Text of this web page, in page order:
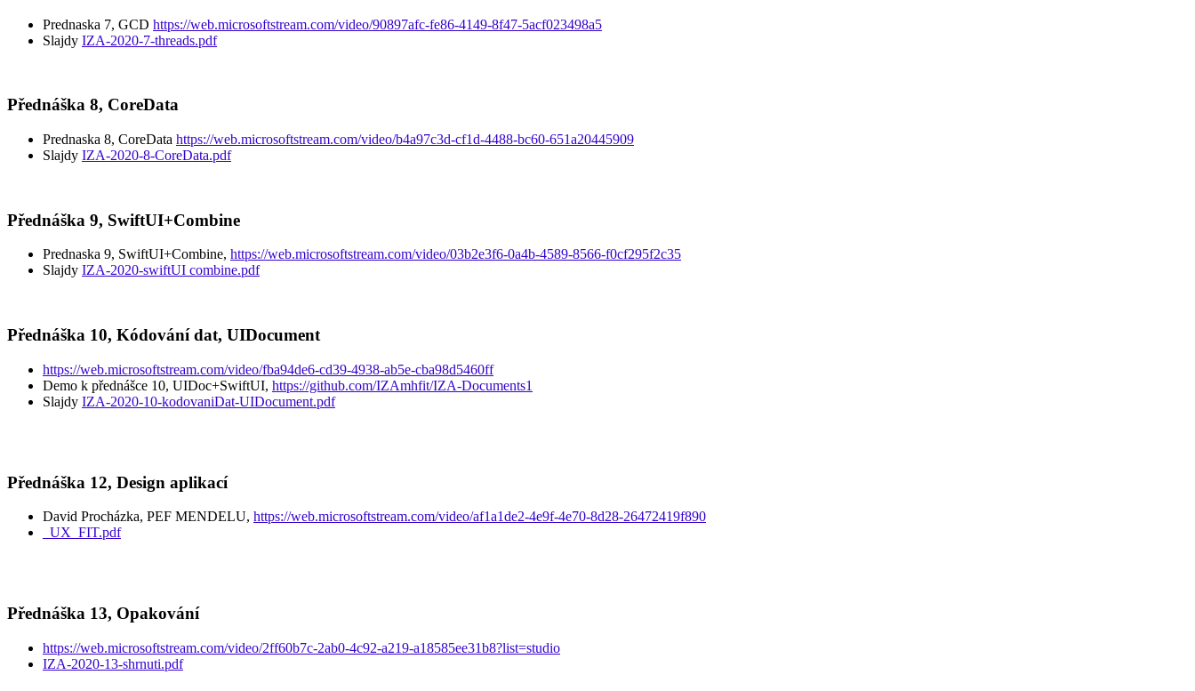
Prednaska 7, GCD https://web.microsoftstream.com/video/90897afc-fe86-4149-8f47-5acf023498a5
Slajdy IZA-2020-7-threads.pdf
Přednáška 8, CoreData
Prednaska 8, CoreData https://web.microsoftstream.com/video/b4a97c3d-cf1d-4488-bc60-651a20445909
Slajdy IZA-2020-8-CoreData.pdf
Přednáška 9, SwiftUI+Combine
Prednaska 9, SwiftUI+Combine, https://web.microsoftstream.com/video/03b2e3f6-0a4b-4589-8566-f0cf295f2c35
Slajdy IZA-2020-swiftUI combine.pdf
Přednáška 10, Kódování dat, UIDocument
https://web.microsoftstream.com/video/fba94de6-cd39-4938-ab5e-cba98d5460ff
Demo k přednášce 10, UIDoc+SwiftUI, https://github.com/IZAmhfit/IZA-Documents1
Slajdy IZA-2020-10-kodovaniDat-UIDocument.pdf
Přednáška 12, Design aplikací
David Procházka, PEF MENDELU, https://web.microsoftstream.com/video/af1a1de2-4e9f-4e70-8d28-26472419f890
_UX_FIT.pdf
Přednáška 13, Opakování
https://web.microsoftstream.com/video/2ff60b7c-2ab0-4c92-a219-a18585ee31b8?list=studio
IZA-2020-13-shrnuti.pdf